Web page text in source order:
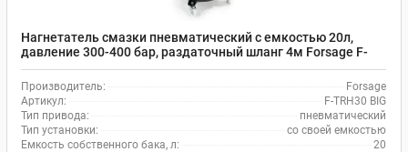
Нагнетатель смазки пневматический с емкостью 20л,
давление 300-400 бар, раздаточный шланг 4м Forsage F-
TRH30 BIG
Производитель:
Forsage
Артикул:
F-TRH30 BIG
Тип привода:
пневматический
Тип установки:
со своей емкостью
Емкость собственного бака, л:
20